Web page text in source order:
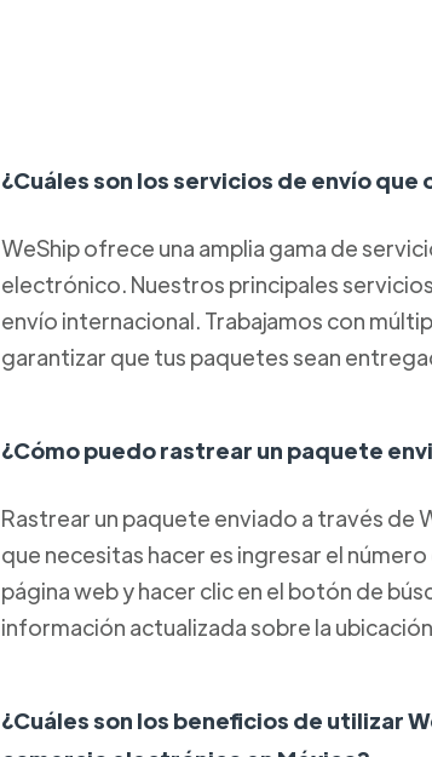
¿Cuáles son los servicios de envío que
WeShip ofrece una amplia gama de
electrónico. Nuestros principales
envío internacional. Trabajamos con
garantizar que tus paquetes sean
¿Cómo puedo rastrear un paquete
Rastrear un paquete enviado a través de
que necesitas hacer es ingresar el
página web y hacer clic en el botón de
información actualizada sobre la
¿Cuáles son los beneficios de utilizar